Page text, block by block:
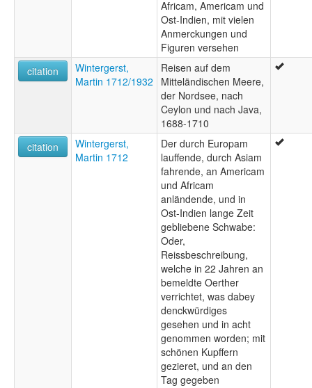
Africam, Americam und
Ost-Indien, mit vielen
Anmerckungen und
Figuren versehen
citation
Wintergerst,
Martin 1712/1932
Reisen auf dem
Mitteländischen Meere,
der Nordsee, nach
Ceylon und nach Java,
1688-1710
citation
Wintergerst,
Martin 1712
Der durch Europam
lauffende, durch Asiam
fahrende, an Americam
und Africam
anländende, und in
Ost-Indien lange Zeit
gebliebene Schwabe:
Oder,
Reissbeschreibung,
welche in 22 Jahren an
bemeldte Oerther
verrichtet, was dabey
denckwürdiges
gesehen und in acht
genommen worden; mit
schönen Kupffern
gezieret, und an den
Tag gegeben